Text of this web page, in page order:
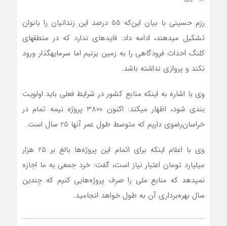
رزم حسینی با بیان این‌که 55 درصد این زندانیان را بانوان
تشکیل می‎دهند، ادامه داد: فایده‎ای ندارد که در منطقه‎ای
کلنگ احداث فرودگاهی را به زمین بزنیم اما سرمایه‎گذار ورود
نکند و پروازی نداشته باشد.
وی با اشاره به اینکه منابع کشور در شرایط فعلی باید اولویت
بندی شود، اظهار می‎کند: اکنون 3800 پروژه نیمه تمام در
خراسان‌رضوی داریم که متوسط طول عمر آنها 25 سال است.
وی با اعلام اینکه برای اتمام این پروژه‌ها بالغ بر 25 هزار
میلیارد تومان اعتبار نیاز است، گفت: خرد جمعی به ما اجازه
نمی‎دهد که منابع ملی را صرف پروژه‌هایی کنیم که چندین
سال بهره‌برداری آن به طول خواهد انجامید.